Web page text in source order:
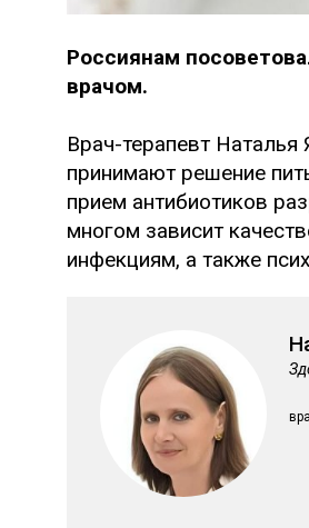
Россиянам
врачом.
Врач-терапевт
принимают решение
прием антибиотиков
многом зависит
инфекциям, а также